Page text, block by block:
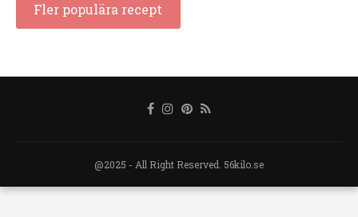
Fler populära recept
@2025 - All Right Reserved. 56kilo.se